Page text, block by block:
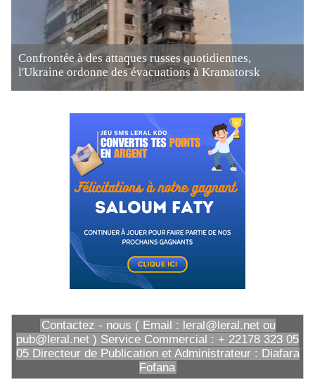
Confrontée à des attaques russes quotidiennes,
l'Ukraine ordonne des évacuations à Kramatorsk
Contactez - nous ( Email : leral@leral.net ou
pub@leral.net ) Service Commercial : + 22178 323 05
05 Directeur de Publication et Administrateur : Diafara
Fofana